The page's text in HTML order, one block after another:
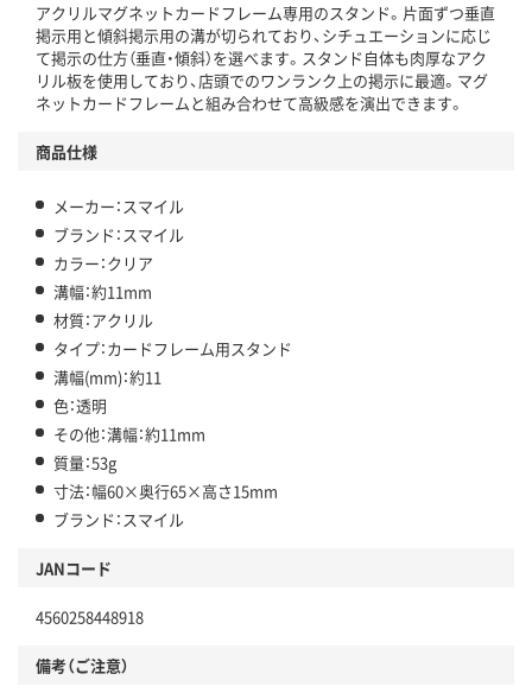
アクリルマグネットカードフレーム専用のスタンド。片面ずつ垂直
掲示用と傾斜掲示用の溝が切られており、シチュエーションに応じ
て掲示の仕方（垂直・傾斜）を選べます。スタンド自体も肉厚なアク
リル板を使用しており、店頭でのワンランク上の掲示に最適。マグ
ネットカードフレームと組み合わせて高級感を演出できます。
商品仕様
メーカー：スマイル
ブランド：スマイル
カラー：クリア
溝幅：約11mm
材質：アクリル
タイプ：カードフレーム用スタンド
溝幅(mm)：約11
色：透明
その他：溝幅：約11mm
質量：53g
寸法：幅60×奥行65×高さ15mm
ブランド：スマイル
JANコード
4560258448918
備考（ご注意）